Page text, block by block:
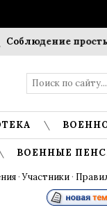
простых
ВОЕННЫЕ
·Участники ·